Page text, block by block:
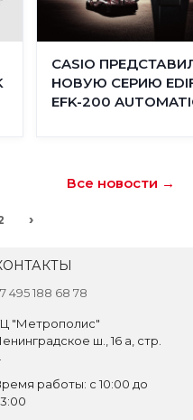
CASIO
НОВУЮ СЕРИЮ
EFK-200
Все новости →
›
495 188 68 78
"Метрополис"
ш., 16 а, стр.
работы: с 10:00 до